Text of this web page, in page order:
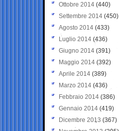
Ottobre 2014 (440)
Settembre 2014 (450)
Agosto 2014 (433)
Luglio 2014 (436)
Giugno 2014 (391)
Maggio 2014 (392)
Aprile 2014 (389)
Marzo 2014 (436)
Febbraio 2014 (386)
Gennaio 2014 (419)
Dicembre 2013 (367)